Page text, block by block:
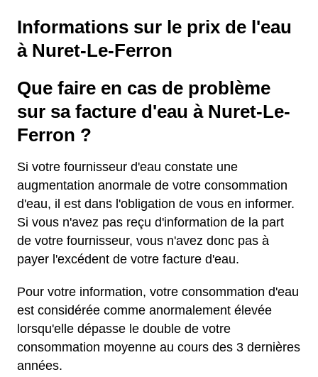
Informations sur le prix de l'eau
à Nuret-Le-Ferron
Que faire en cas de problème
sur sa facture d'eau à Nuret-Le-
Ferron ?
Si votre fournisseur d'eau constate une
augmentation anormale de votre consommation
d'eau, il est dans l'obligation de vous en informer.
Si vous n'avez pas reçu d'information de la part
de votre fournisseur, vous n'avez donc pas à
payer l'excédent de votre facture d'eau.
Pour votre information, votre consommation d'eau
est considérée comme anormalement élevée
lorsqu'elle dépasse le double de votre
consommation moyenne au cours des 3 dernières
années.